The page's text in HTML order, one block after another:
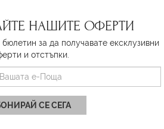
НАШИТЕ ОФЕРТИ
за да получавате ексклузивни
и отстъпки.
СЕ СЕГА